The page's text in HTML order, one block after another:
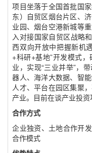
项目坐落于全国首批国
东）自贸区烟台片区、
业园、烟台空港新城等
入对接国家自贸区战略
西双向开放中把握新机
+科研+基地”开发模式
业，实现“三业并举”，
器人、海洋大数据、智
人才、平台在园区集聚
产业。目前在谈产业投资
合作方式
企业独资、土地合作开
合作模式